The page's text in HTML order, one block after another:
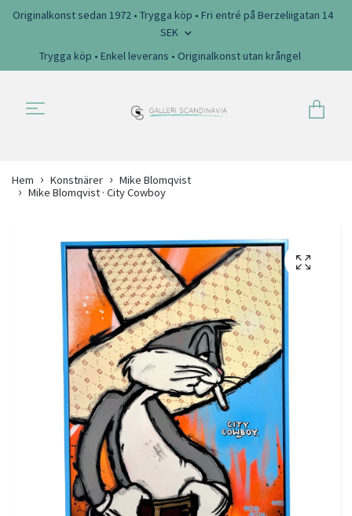
Originalkonst sedan 1972 • Trygga köp • Fri entré på Berzeliigatan 14
SEK
Trygga köp • Enkel leverans • Originalkonst utan krångel
Hem Konstnärer
Mike Blomqvist
Mike Blomqvist · City Cowboy